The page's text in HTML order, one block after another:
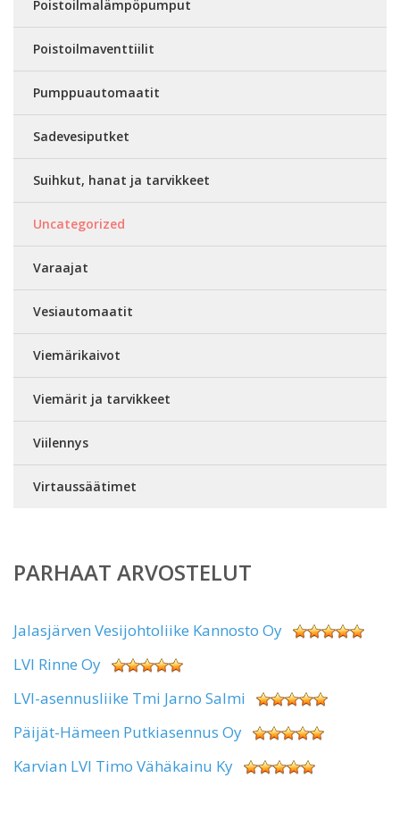
Poistoilmalämpöpumput
Poistoilmaventtiilit
Pumppuautomaatit
Sadevesiputket
Suihkut, hanat ja tarvikkeet
Uncategorized
Varaajat
Vesiautomaatit
Viemärikaivot
Viemärit ja tarvikkeet
Viilennys
Virtaussäätimet
PARHAAT ARVOSTELUT
Jalasjärven Vesijohtoliike Kannosto Oy
LVI Rinne Oy
LVI-asennusliike Tmi Jarno Salmi
Päijät-Hämeen Putkiasennus Oy
Karvian LVI Timo Vähäkainu Ky